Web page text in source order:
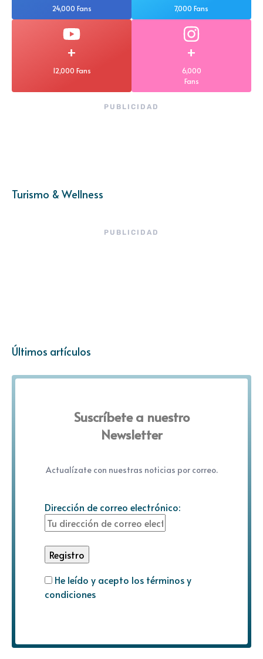
24,000 Fans 7,000 Fans
+
12,000 Fans
+
6,000
Fans
PUBLICIDAD
Turismo & Wellness
PUBLICIDAD
Últimos artículos
Suscríbete a nuestro
Newsletter
Actualízate con nuestras noticias por correo.
Dirección de correo electrónico:
He leído y acepto los términos y
condiciones